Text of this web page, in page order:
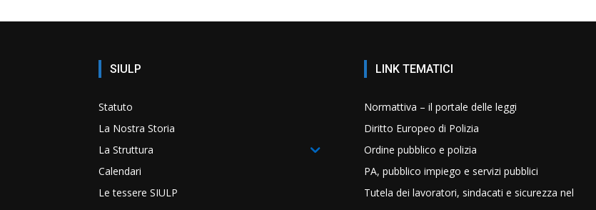
SIULP
Statuto
La Nostra Storia
La Struttura
Calendari
Le tessere SIULP
LINK TEMATICI
Normattiva – il portale delle leggi
Diritto Europeo di Polizia
Ordine pubblico e polizia
PA, pubblico impiego e servizi pubblici
Tutela dei lavoratori, sindacati e sicurezza nel